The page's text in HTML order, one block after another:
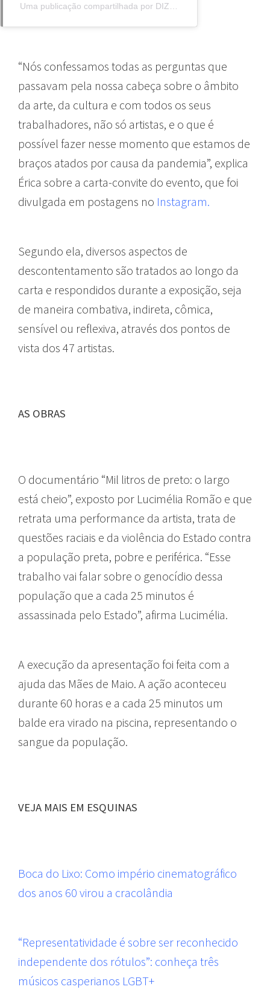
“Nós confessamos todas as perguntas que
passavam pela nossa cabeça sobre o âmbito
da arte, da cultura e com todos os seus
trabalhadores, não só artistas, e o que é
possível fazer nesse momento que estamos de
braços atados por causa da pandemia”, explica
Érica sobre a carta-convite do evento, que foi
divulgada em postagens no Instagram.
Segundo ela, diversos aspectos de
descontentamento são tratados ao longo da
carta e respondidos durante a exposição, seja
de maneira combativa, indireta, cômica,
sensível ou reflexiva, através dos pontos de
vista dos 47 artistas.
AS OBRAS
O documentário “Mil litros de preto: o largo
está cheio”, exposto por Lucimélia Romão e que
retrata uma performance da artista, trata de
questões raciais e da violência do Estado contra
a população preta, pobre e periférica. “Esse
trabalho vai falar sobre o genocídio dessa
população que a cada 25 minutos é
assassinada pelo Estado”, afirma Lucimélia.
A execução da apresentação foi feita com a
ajuda das Mães de Maio. A ação aconteceu
durante 60 horas e a cada 25 minutos um
balde era virado na piscina, representando o
sangue da população.
VEJA MAIS EM ESQUINAS
Boca do Lixo: Como império cinematográfico
dos anos 60 virou a cracolândia
“Representatividade é sobre ser reconhecido
independente dos rótulos”: conheça três
músicos casperianos LGBT+